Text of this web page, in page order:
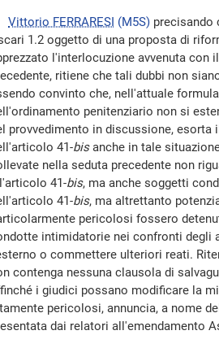
Vittorio FERRARESI (M5S) precisando
1.2 oggetto di una proposta di
l'interlocuzione avvenuta
ritiene che tali dubbi non
convinto che, nell'attuale
penitenziario non si
provvedimento in discussione, esorta
41-bisanche in tale
nella seduta precedente non
41-bis, ma anche soggetti
41-bis, ma altrettanto
pericolosi fossero
intimidatorie nei confronti degli
o commettere ulteriori reati.
contenga nessuna clausola di
i giudici possano modificare la
pericolosi, annuncia, a nome
dai relatori all'emendamento